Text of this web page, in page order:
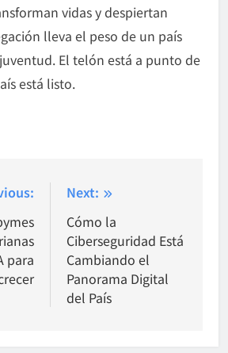
vidas y despiertan
lleva el peso de un país
El telón está a punto de
está listo.
para
Next:
Cómo la
Ciberseguridad Está
Cambiando el
Panorama Digital
del País